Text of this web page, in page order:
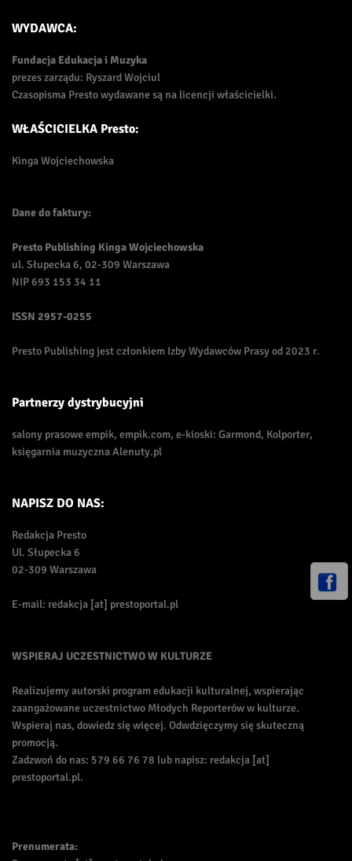
WYDAWCA:
Fundacja Edukacja i Muzyka
prezes zarządu: Ryszard Wojciul
Czasopisma Presto wydawane są na licencji właścicielki.
WŁAŚCICIELKA Presto:
Kinga Wojciechowska
Dane do faktury:
Presto Publishing Kinga Wojciechowska
ul. Słupecka 6, 02-309 Warszawa
NIP 693 153 34 11
ISSN 2957-0255
Presto Publishing jest członkiem Izby Wydawców Prasy od 2023 r.
Partnerzy dystrybucyjni
salony prasowe empik, empik.com, e-kioski: Garmond, Kolporter,
księgarnia muzyczna Alenuty.pl
NAPISZ DO NAS:
Redakcja Presto
Ul. Słupecka 6
02-309 Warszawa
E-mail: redakcja [at] prestoportal.pl
WSPIERAJ UCZESTNICTWO W KULTURZE
Realizujemy autorski program edukacji kulturalnej, wspierając
zaangażowane uczestnictwo Młodych Reporterów w kulturze.
Wspieraj nas, dowiedz się więcej. Odwdzięczymy się skuteczną
promocją.
Zadzwoń do nas: 579 66 76 78 lub napisz: redakcja [at]
prestoportal.pl.
Prenumerata: